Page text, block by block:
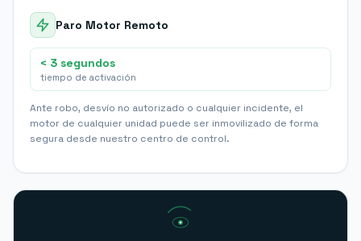
Paro Motor Remoto
< 3 segundos
tiempo de activación
Ante robo, desvío no autorizado o cualquier incidente, el
motor de cualquier unidad puede ser inmovilizado de forma
segura desde nuestro centro de control.